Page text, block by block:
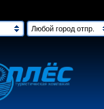
Любой город отпр.